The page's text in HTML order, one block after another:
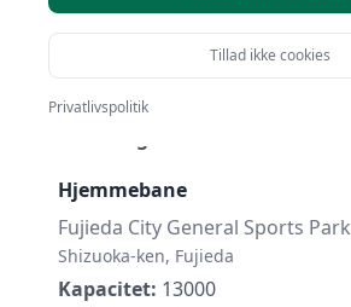
Fujieda MYFC
Grundlagt:2004
Liga:J2/J3 League
Hjemmebane
Fujieda City General Sports Park
Shizuoka-ken, Fujieda
Kapacitet: 13000
Tillad ikke cookies
Privatlivspolitik